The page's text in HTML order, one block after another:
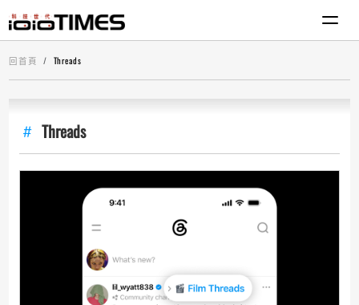
回首頁 Threads
Threads